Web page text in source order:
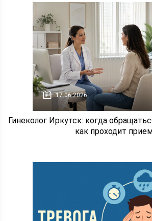
17.06.2026
Гинеколог Иркутск: когда
как проходит